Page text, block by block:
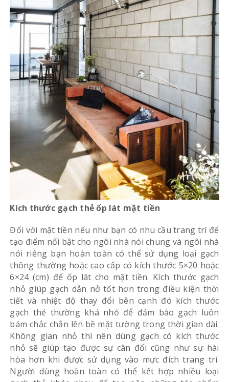
Kích thước gạch thẻ ốp lát mặt tiền
Đối với mặt tiền nếu như bạn có nhu cầu trang trí để
tạo điểm nổi bật cho ngôi nhà nói chung và ngôi nhà
nói riêng bạn hoàn toàn có thể sử dụng loại gạch
thông thường hoặc cao cấp có kích thước 5×20 hoặc
6×24 (cm) để ốp lát cho mặt tiền. Kích thước gạch
nhỏ giúp gạch dẫn nở tốt hơn trong điều kiện thời
tiết và nhiệt độ thay đổi bên cạnh đó kích thước
gạch thẻ thường khá nhỏ để đảm bảo gạch luôn
bám chắc chắn lên bề mặt tường trong thời gian dài.
Không gian nhỏ thì nên dùng gạch có kích thước
nhỏ sẽ giúp tạo được sự cân đối cũng như sự hài
hòa hơn khi được sử dụng vào mực đích trang trí.
Người dùng hoàn toàn có thể kết hợp nhiều loại